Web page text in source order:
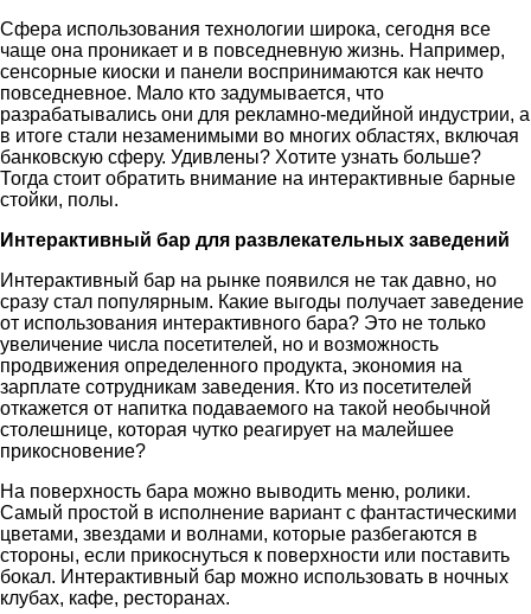
Сфера использования технологии широка, сегодня все
чаще она проникает и в повседневную жизнь. Например,
сенсорные киоски и панели воспринимаются как нечто
повседневное. Мало кто задумывается, что
разрабатывались они для рекламно-медийной индустрии, а
в итоге стали незаменимыми во многих областях, включая
банковскую сферу. Удивлены? Хотите узнать больше?
Тогда стоит обратить внимание на интерактивные барные
стойки, полы.
Интерактивный бар для развлекательных заведений
Интерактивный бар на рынке появился не так давно, но
сразу стал популярным. Какие выгоды получает заведение
от использования интерактивного бара? Это не только
увеличение числа посетителей, но и возможность
продвижения определенного продукта, экономия на
зарплате сотрудникам заведения. Кто из посетителей
откажется от напитка подаваемого на такой необычной
столешнице, которая чутко реагирует на малейшее
прикосновение?
На поверхность бара можно выводить меню, ролики.
Самый простой в исполнение вариант с фантастическими
цветами, звездами и волнами, которые разбегаются в
стороны, если прикоснуться к поверхности или поставить
бокал. Интерактивный бар можно использовать в ночных
клубах, кафе, ресторанах.